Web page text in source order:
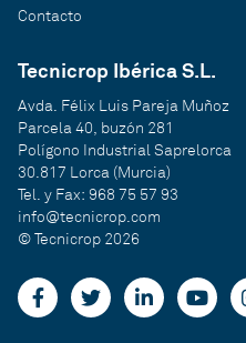
Contacto
Tecnicrop Ibérica S.L.
Avda. Félix Luis Pareja Muñoz
Parcela 40, buzón 281
Polígono Industrial Saprelorca
30.817 Lorca (Murcia)
Tel. y Fax: 968 75 57 93
info@tecnicrop.com
© Tecnicrop 2026